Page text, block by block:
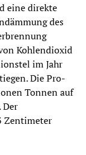
eine direkte
des
Kohlendioxid
im Jahr
Die Pro-
Tonnen auf
Zentimeter